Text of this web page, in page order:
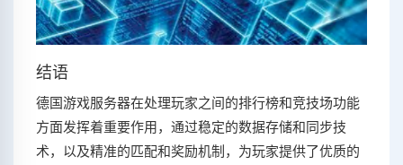
结语
德国游戏服务器在处理玩家之间的排行榜和竞技场功能
方面发挥着重要作用，通过稳定的数据存储和同步技
术，以及精准的匹配和奖励机制，为玩家提供了优质的